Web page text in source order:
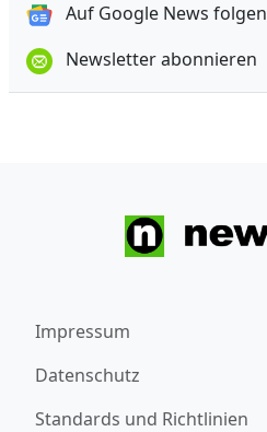
Auf Google News folgen
Newsletter abonnieren
Impressum
Datenschutz
Standards und Richtlinien